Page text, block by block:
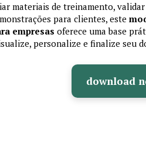
materiais de treinamento,
para clientes, este
empresas oferece uma base
personalize e finalize seu
download